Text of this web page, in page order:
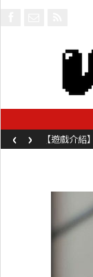
【遊戲介
克風唸咒可
‹ ›